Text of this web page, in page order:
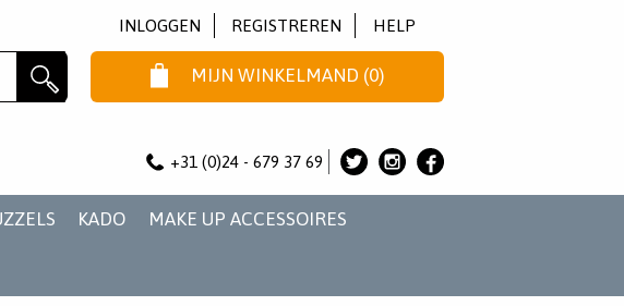
INLOGGEN REGISTREREN HELP
MIJN WINKELMAND (0)
+31 (0)24 - 679 37 69
KADO MAKE UP ACCESSOIRES
laatste